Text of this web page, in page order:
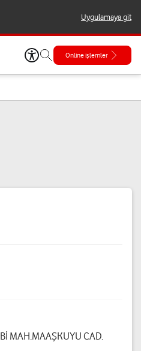
Uygulamaya git
Online işlemler
MAH.MAAŞKUYU CAD.